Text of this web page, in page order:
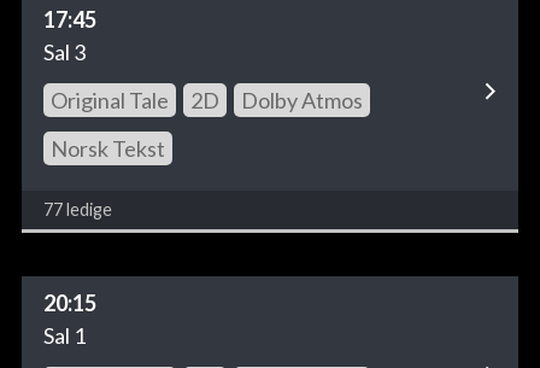
17:45
Sal 3
Original Tale
2D
Dolby Atmos
Norsk Tekst
77 ledige
20:15
Sal 1